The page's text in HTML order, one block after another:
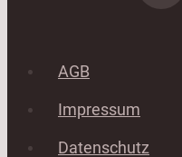
AGB
Impressum
Datenschutz